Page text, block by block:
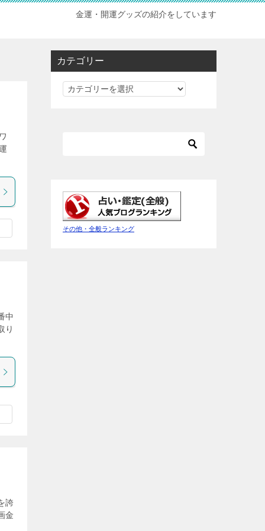
金運・開運グッズの紹介をしています
中
り
誇
金
カテゴリー
カ
その他・全般ランキング